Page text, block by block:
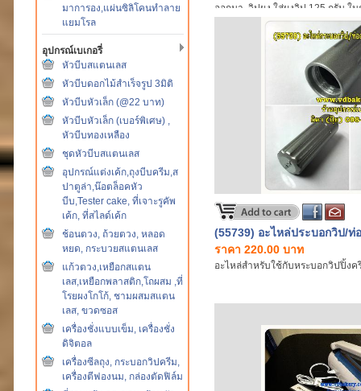
มาการอง,แผ่นซิลิโคนทำลาย
แยมโรล
อุปกรณ์เบเกอรี่
หัวบีบสแตนเลส
หัวบีบดอกไม้สำเร็จรูป 3มิติ
หัวบีบหัวเล็ก (@22 บาท)
หัวบีบหัวเล็ก (เบอร์พิเศษ) ,
หัวบีบทองเหลือง
ชุดหัวบีบสแตนเลส
อุปกรณ์แต่งเค้ก,ถุงบีบครีม,ส
ปาตูล่า,น๊อตล็อคหัว
บีบ,Tester cake, ที่เจาะรูคัพ
เค้ก, ที่สไลด์เค้ก
ช้อนตวง, ถ้วยตวง, หลอด
หยด, กระบวยสแตนเลส
แก้วตวง,เหยือกสแตน
เลส,เหยือกพลาสติก,โถผสม ,ที่
โรยผงโกโก้, ชามผสมสแตน
เลส, ขวดซอส
เครื่องชั่งแบบเข็ม, เครื่องชั่ง
ดิจิตอล
เครื่องซีลถุง, กระบอกวิปครีม,
เครื่องตีฟองนม, กล่องตัดฟิล์ม
ออกมา, วิปผง ใส่ผงวิป 125 กรัม ใ
cc. เขย่าจนกระทั่งละลาย อัดหลอ
(55739) อะไหล่ประบอกวิป/ท่
ราคา 220.00 บาท
อะไหล่สำหรับใช้กับหระบอกวิปปิ้งค